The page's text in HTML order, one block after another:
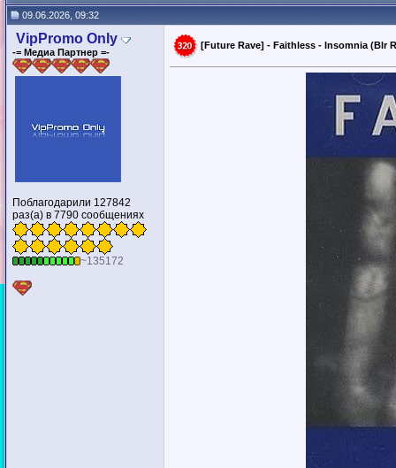
09.06.2026, 09:32
VipPromo Only
-= Медиа Партнер =-
Поблагодарили 127842
раз(а) в 7790 сообщениях
~135172
[Future Rave] - Faithless - Insomnia (Blr